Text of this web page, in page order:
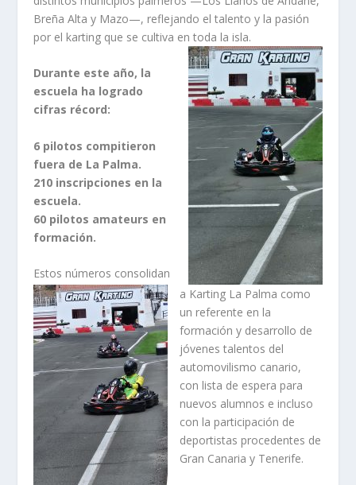
Breña Alta y Mazo—, reflejando el talento y la pasión
por el karting que se cultiva en toda la isla.
Durante este año, la
escuela ha logrado
cifras récord:
6 pilotos compitieron
fuera de La Palma.
210 inscripciones en la
escuela.
60 pilotos amateurs en
formación.
Estos números consolidan
a Karting La Palma como
un referente en la
formación y desarrollo de
jóvenes talentos del
automovilismo canario,
con lista de espera para
nuevos alumnos e incluso
con la participación de
deportistas procedentes de
Gran Canaria y Tenerife.